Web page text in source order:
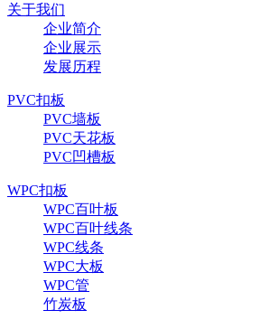
关于我们
企业简介
企业展示
发展历程
PVC扣板
PVC墙板
PVC天花板
PVC凹槽板
WPC扣板
WPC百叶板
WPC百叶线条
WPC线条
WPC大板
WPC管
竹炭板